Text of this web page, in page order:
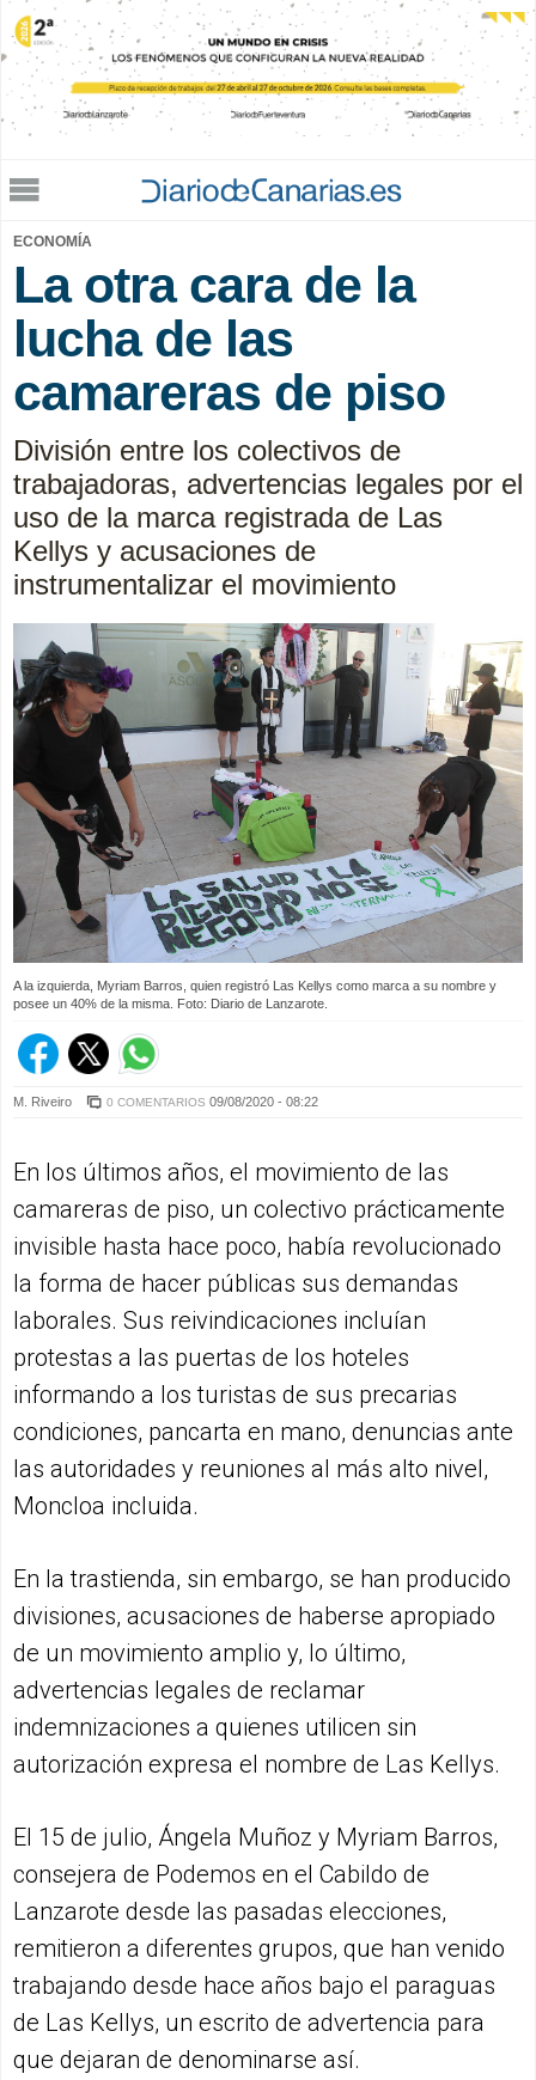
Jump to navigation
ECONOMÍA
La otra cara de la
lucha de las
camareras de piso
División entre los colectivos de
trabajadoras, advertencias legales por el
uso de la marca registrada de Las
Kellys y acusaciones de
instrumentalizar el movimiento
A la izquierda, Myriam Barros, quien registró Las Kellys como marca a su nombre y
posee un 40% de la misma. Foto: Diario de Lanzarote.
M. Riveiro 0 COMENTARIOS 09/08/2020 - 08:22
En los últimos años, el movimiento de las
camareras de piso, un colectivo prácticamente
invisible hasta hace poco, había revolucionado
la forma de hacer públicas sus demandas
laborales. Sus reivindicaciones incluían
protestas a las puertas de los hoteles
informando a los turistas de sus precarias
condiciones, pancarta en mano, denuncias ante
las autoridades y reuniones al más alto nivel,
Moncloa incluida.
En la trastienda, sin embargo, se han producido
divisiones, acusaciones de haberse apropiado
de un movimiento amplio y, lo último,
advertencias legales de reclamar
indemnizaciones a quienes utilicen sin
autorización expresa el nombre de Las Kellys.
El 15 de julio, Ángela Muñoz y Myriam Barros,
consejera de Podemos en el Cabildo de
Lanzarote desde las pasadas elecciones,
remitieron a diferentes grupos, que han venido
trabajando desde hace años bajo el paraguas
de Las Kellys, un escrito de advertencia para
que dejaran de denominarse así.